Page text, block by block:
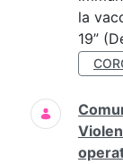
la
19”